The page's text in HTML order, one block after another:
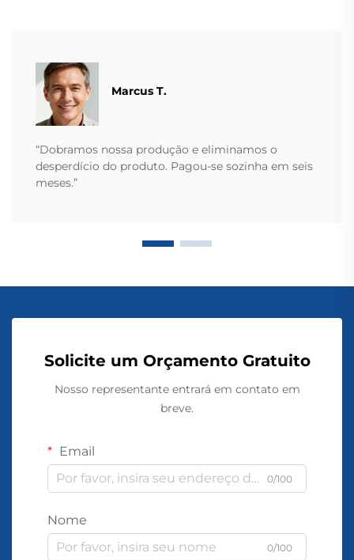
Marcus T.
“Dobramos nossa produção e eliminamos o
desperdício do produto. Pagou-se sozinha em seis
meses.”
Solicite um Orçamento Gratuito
Nosso representante entrará em contato em
breve.
Email
0/100
Nome
0/100